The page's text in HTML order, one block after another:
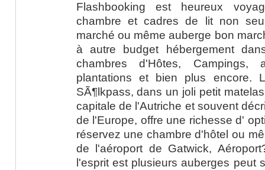
Flashbooking est heureux
chambre et cadres de lit non
marché ou même auberge bon
à autre budget hébergement
chambres d'Hôtes, Campings,
plantations et bien plus
SÃ¶lkpass, dans un joli petit
capitale de l'Autriche et souvent
de l'Europe, offre une richesse d'
réservez une chambre d'hôtel ou
de l'aéroport de Gatwick,
l'esprit est plusieurs auberges peut